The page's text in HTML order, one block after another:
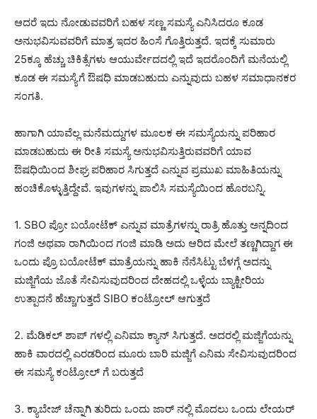
ಆದರೆ ಇದು ನೋಡುವವರಿಗೆ ಬಹಳ ಸಣ್ಣ ಸಮಸ್ಯೆ ಎನಿಸಿದರೂ ಕೂಡ
ಅನುಭವಿಸುವವರಿಗೆ ಮಾತ್ರ ಇದರ ಹಿಂಸೆ ಗೊತ್ತಿರುತ್ತದೆ. ಇದಕ್ಕೆ ಸುಮಾರು
25ಕ್ಕೂ ಹೆಚ್ಚು ಚಿಕಿತ್ಸೆಗಳು ಆಯುರ್ವೇದದಲ್ಲಿ ಇದೆ ಇದರೊಂದಿಗೆ ಮನೆಯಲ್ಲಿ
ಕೂಡ ಈ ಸಮಸ್ಯೆಗೆ ಔಷಧಿ ಮಾಡಬಹುದು ಎನ್ನುವುದು ಬಹಳ ಸಮಾಧಾನಕರ
ಸಂಗತಿ.
ಹಾಗಾಗಿ ಯಾವೆಲ್ಲ ಮನೆಮದ್ದುಗಳ ಮೂಲಕ ಈ ಸಮಸ್ಯೆಯನ್ನು ಪರಿಹಾರ
ಮಾಡಬಹುದು ಈ ರೀತಿ ಸಮಸ್ಯೆ ಅನುಭವಿಸುತ್ತಿರುವವರಿಗೆ ಯಾವ
ಔಷಧಿಯಿಂದ ಶೀಘ್ರ ಪರಿಹಾರ ಸಿಗುತ್ತದೆ ಎನ್ನುವ ಪ್ರಮುಖ ಮಾಹಿತಿಯನ್ನು
ಹಂಚಿಕೊಳ್ಳುತ್ತಿದ್ದೇವೆ. ಇವುಗಳನ್ನು ಪಾಲಿಸಿ ಸಮಸ್ಯೆಯಿಂದ ಹೊರಬನ್ನಿ.
1. SBO ಪ್ರೋ ಬಯೋಟೆಕ್ ಎನ್ನುವ ಮಾತ್ರೆಗಳನ್ನು ರಾತ್ರಿ ಹೊತ್ತು ಅನ್ನದಿಂದ
ಗಂಜಿ ಅಥವಾ ರಾಗಿಯಿಂದ ಗಂಜಿ ಮಾಡಿ ಅದು ಆರಿದ ಮೇಲೆ ತಣ್ಣಗಿದ್ದಾಗ ಈ
ಒಂದು ಪ್ರೊ ಬಯೋಟೆಕ್ ಮಾತ್ರೆಯನ್ನು ಹಾಕಿ ನೆನೆಸಿಟ್ಟು ಬೆಳಗ್ಗೆ ಅದನ್ನು
ಮಜ್ಜಿಗೆಯ ಜೊತೆ ಸೇವಿಸುವುದರಿಂದ ದೇಹದಲ್ಲಿ ಒಳ್ಳೆಯ ಬ್ಯಾಕ್ಟೀರಿಯ
ಉತ್ಪಾದನೆ ಹೆಚ್ಚಾಗುತ್ತದೆ SIBO ಕಂಟ್ರೋಲ್ ಆಗುತ್ತದೆ
2. ಮೆಡಿಕಲ್ ಶಾಪ್ ಗಳಲ್ಲಿ ಎನಿಮಾ ಕ್ಯಾನ್ ಸಿಗುತ್ತದೆ. ಅದರಲ್ಲಿ ಮಜ್ಜಿಗೆಯನ್ನು
ಹಾಕಿ ವಾರದಲ್ಲಿ ಎರಡರಿಂದ ಮೂರು ಬಾರಿ ಮಜ್ಜಿಗೆ ಎನಿಮ ಸೇವಿಸುವುದರಿಂದ
ಈ ಸಮಸ್ಯೆ ಕಂಟ್ರೋಲ್ ಗೆ ಬರುತ್ತದೆ
3. ಕ್ಯಾಬೇಜ್ ಚೆನ್ನಾಗಿ ತುರಿದು ಒಂದು ಜಾರ್ ನಲ್ಲಿ ಮೊದಲು ಒಂದು ಲೇಯರ್